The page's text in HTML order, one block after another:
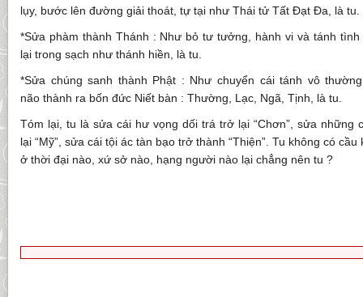
lụy, bước lên đường giải thoát, tự tại như Thái tử Tất Đạt Đa, là tu.
*Sửa phàm thành Thánh : Như bỏ tư tưởng, hành vi và tánh
lại trong sạch như thánh hiền, là tu.
*Sửa chúng sanh thành Phật : Như chuyển cái tánh vô
não thành ra bốn đức Niết bàn : Thường, Lạc, Ngã, Tịnh, là tu.
Tóm lại, tu là sửa cái hư vọng dối trá trở lại “Chơn”, sửa những
lại “Mỹ”, sửa cái tội ác tàn bạo trở thành “Thiện”. Tu không có
ở thời đại nào, xứ sở nào, hạng người nào lại chẳng nên tu ?